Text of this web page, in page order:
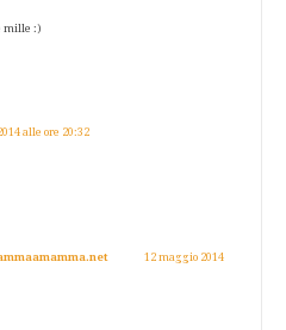
mille :)
alle ore 20:32
12 maggio 2014